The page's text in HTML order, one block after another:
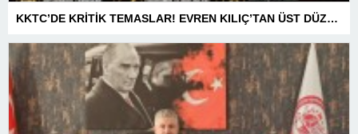
KKTC’DE KRİTİK TEMASLAR! EVREN KILIÇ’TAN ÜST DÜZEY ZİRVELER